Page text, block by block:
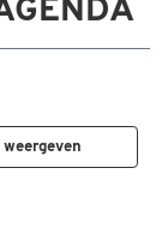
weergeven